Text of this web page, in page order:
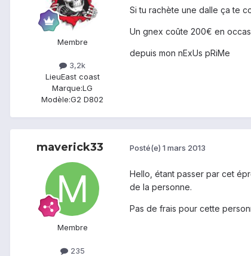
Membre
3,2k
LieuEast coast
Marque:LG
Modèle:G2 D802
Si tu rachète une dalle ça te
Un gnex coûte 200€ en
depuis mon nExUs pRiMe
maverick33
Membre
235
Posté(e) 1 mars 2013
Hello, étant passer par cet
de la personne.
Pas de frais pour cette